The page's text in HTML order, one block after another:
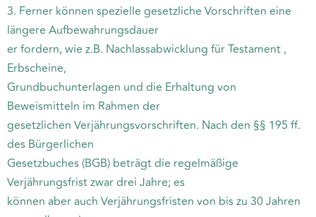
3. Ferner können spezielle gesetzliche Vorschriften eine
längere Aufbewahrungsdauer
er fordern, wie z.B. Nachlassabwicklung für Testament ,
Erbscheine,
Grundbuchunterlagen und die Erhaltung von
Beweismitteln im Rahmen der
gesetzlichen Verjährungsvorschriften. Nach den §§ 195 ff.
des Bürgerlichen
Gesetzbuches (BGB) beträgt die regelmäßige
Verjährungsfrist zwar drei Jahre; es
können aber auch Verjährungsfristen von bis zu 30 Jahren